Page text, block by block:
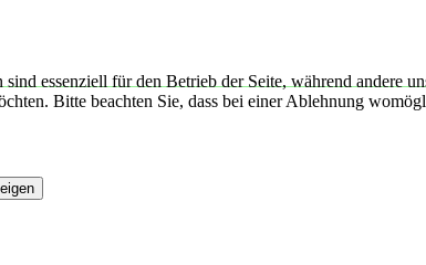
essenziell für den Betrieb der Seite, während andere
Bitte beachten Sie, dass bei einer Ablehnung